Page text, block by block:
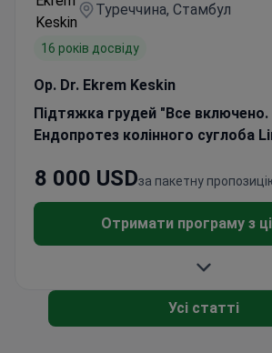
Туреччина, Стамбул
16 років досвіду
Op. Dr. Ekrem Keskin
Підтяжка грудей "Все включено.
Ендопротез колінного суглоба
за пакетну
8 000 USD
Отримати програму з
Усі статті